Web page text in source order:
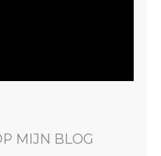
MIJN BLOG